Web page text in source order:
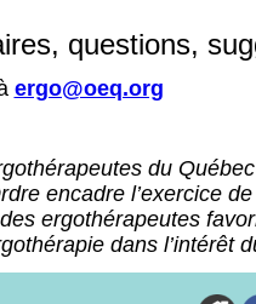
questions,
ergo@oeq.org
du
encadre l’exercice
ergothérapeutes
dans l’intérêt